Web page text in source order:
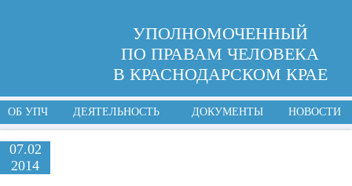
УПОЛНОМОЧЕННЫЙ
ПО ПРАВАМ ЧЕЛОВЕКА
В КРАСНОДАРСКОМ КРАЕ
ОБ УПЧ ДЕЯТЕЛЬНОСТЬ ДОКУМЕНТЫ НОВОСТИ
07.02
2014